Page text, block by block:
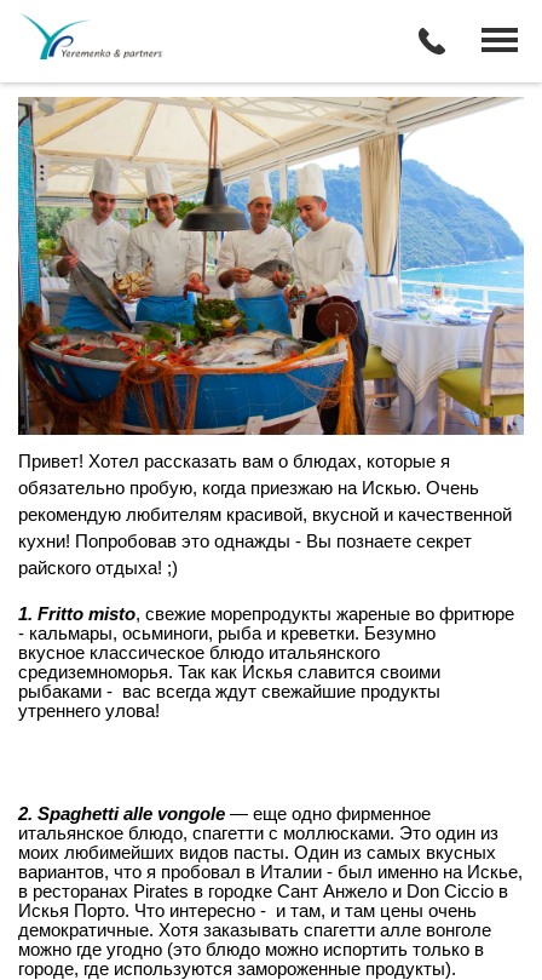
5 секретов райской жизни на
Искье!
Привет! Хотел рассказать вам о блюдах, которые я
обязательно пробую, когда приезжаю на Искью. Очень
рекомендую любителям красивой, вкусной и качественной
кухни! Попробовав это однажды - Вы познаете секрет
райского отдыха! ;)
1. Fritto misto, свежие морепродукты жареные во фритюре
- кальмары, осьминоги, рыба и креветки. Безумно
вкусное классическое блюдо итальянского
средиземноморья. Так как Искья славится своими
рыбаками - вас всегда ждут свежайшие продукты
утреннего улова!
2. Spaghetti alle vongole — еще одно фирменное
итальянское блюдо, спагетти с моллюсками. Это один из
моих любимейших видов пасты. Один из самых вкусных
вариантов, что я пробовал в Италии - был именно на Искье,
в ресторанах Pirates в городке Сант Анжело и Don Ciccio в
Искья Порто. Что интересно - и там, и там цены очень
демократичные. Хотя заказывать спагетти алле вонголе
можно где угодно (это блюдо можно испортить только в
городе, где используются замороженные продукты).